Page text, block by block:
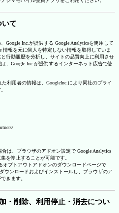
いて
Google Inc.が提供する Google Analyticsを使用して
情報を元に個人を特定しない情報を取得していま
行動履歴を分析し、サイトの品質向上に利用させ
、Google Inc.が提供するインターネット広告で使
利用者の情報は、GoogleInc.により同社のプライ
は、ブラウザのアドオン設定で Google Analytics
を停止することが可能です。
オプトアウトアドオンのダウンロードページで
ウンロードおよびインストールし、ブラウザのア
きます。
・削除、利用停止・消去につい